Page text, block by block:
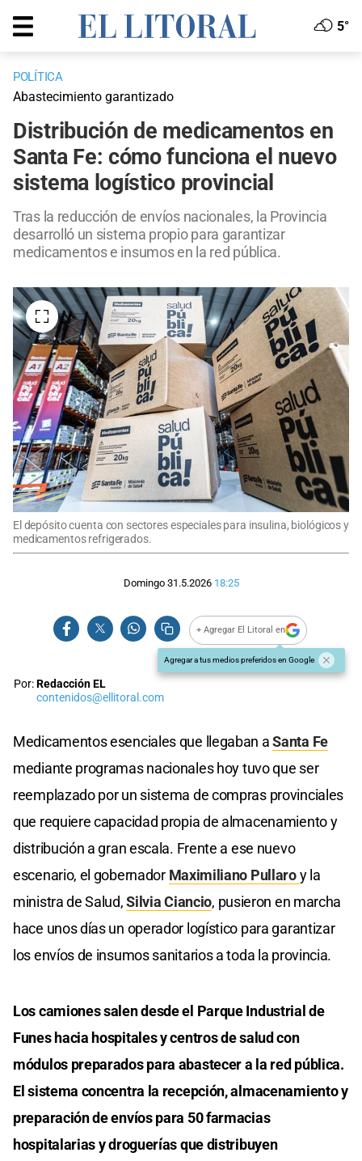
5°
POLÍTICA
Abastecimiento garantizado
Distribución de medicamentos en
Santa Fe: cómo funciona el nuevo
sistema logístico provincial
Tras la reducción de envíos nacionales, la Provincia
desarrolló un sistema propio para garantizar
medicamentos e insumos en la red pública.
El depósito cuenta con sectores especiales para insulina, biológicos y
medicamentos refrigerados.
Domingo 31.5.2026 18:25
+ Agregar El Litoral en
Agregar a tus medios preferidos en Google
Por:Redacción EL
contenidos@ellitoral.com
Medicamentos esenciales que llegaban aSanta Fe
mediante programas nacionales hoy tuvo que ser
reemplazado por un sistema de compras provinciales
que requiere capacidad propia de almacenamiento y
distribución a gran escala. Frente a ese nuevo
escenario, el gobernador Maximiliano Pullaroy la
ministra de Salud,Silvia Ciancio, pusieron en marcha
hace unos días un operador logístico para garantizar
los envíos de insumos sanitarios a toda la provincia.
Los camiones salen desde el Parque Industrial de
Funes hacia hospitales y centros de salud con
módulos preparados para abastecer a la red pública.
El sistema concentra la recepción, almacenamiento y
preparación de envíos para 50 farmacias
hospitalarias y droguerías que distribuyen